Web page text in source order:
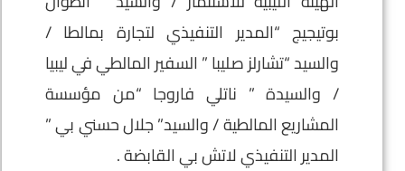
بوتيجيج “المدير التنفيذي لتجارة بمالطا /
والسيد “تشارلز صليبا ” السفير المالطي في ليبيا
/ والسيدة ” ناتلي فاروجا “من مؤسسة
المشاريع المالطية / والسيد” جلال حسني بي ”
المدير التنفيذي لاتش بي القابضة .